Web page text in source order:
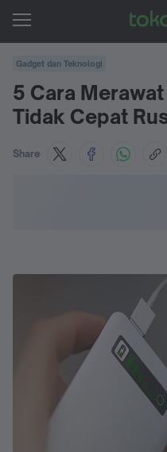
Gadget dan Teknologi
5 Cara
Tidak Cepat
Share